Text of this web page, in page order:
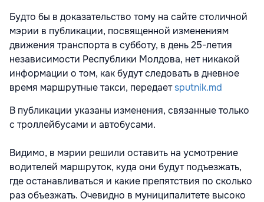
Будто бы в доказательство тому на сайте столичной
мэрии в публикации, посвященной изменениям
движения транспорта в субботу, в день 25-летия
независимости Республики Молдова, нет никакой
информации о том, как будут следовать в дневное
время маршрутные такси, передаетsputnik.md
В публикации указаны изменения, связанные только
с троллейбусами и автобусами.
Видимо, в мэрии решили оставить на усмотрение
водителей маршруток, куда они будут подъезжать,
где останавливаться и какие препятствия по сколько
раз объезжать. Очевидно в муниципалитете высоко